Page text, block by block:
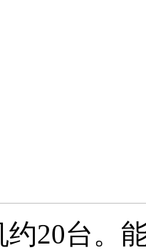
约20台。